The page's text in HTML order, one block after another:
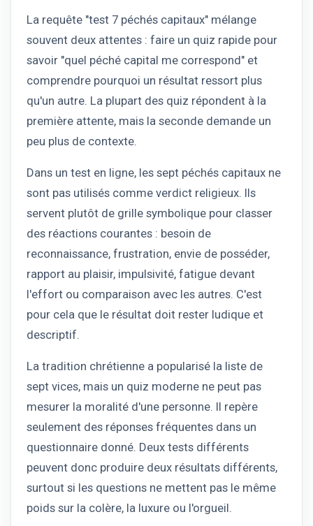
La requête "test 7 péchés capitaux" mélange
souvent deux attentes : faire un quiz rapide pour
savoir "quel péché capital me correspond" et
comprendre pourquoi un résultat ressort plus
qu'un autre. La plupart des quiz répondent à la
première attente, mais la seconde demande un
peu plus de contexte.
Dans un test en ligne, les sept péchés capitaux ne
sont pas utilisés comme verdict religieux. Ils
servent plutôt de grille symbolique pour classer
des réactions courantes : besoin de
reconnaissance, frustration, envie de posséder,
rapport au plaisir, impulsivité, fatigue devant
l'effort ou comparaison avec les autres. C'est
pour cela que le résultat doit rester ludique et
descriptif.
La tradition chrétienne a popularisé la liste de
sept vices, mais un quiz moderne ne peut pas
mesurer la moralité d'une personne. Il repère
seulement des réponses fréquentes dans un
questionnaire donné. Deux tests différents
peuvent donc produire deux résultats différents,
surtout si les questions ne mettent pas le même
poids sur la colère, la luxure ou l'orgueil.